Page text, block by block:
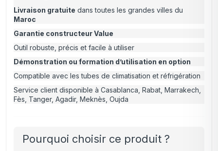
Livraison gratuite dans toutes les grandes villes du
Maroc
Garantie constructeur Value
Outil robuste, précis et facile à utiliser
Démonstration ou formation d’utilisation en option
Compatible avec les tubes de climatisation et réfrigération
Service client disponible à Casablanca, Rabat, Marrakech,
Fès, Tanger, Agadir, Meknès, Oujda
Pourquoi choisir ce produit ?